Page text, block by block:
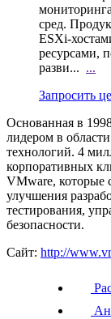
сред.
ресурсами,
разви... ...
Запросить
Основанная в
лидером в
технологий. 4
корпоративных
VMware, которые
улучшения
тестирования,
безопасности.
Сайт: http://